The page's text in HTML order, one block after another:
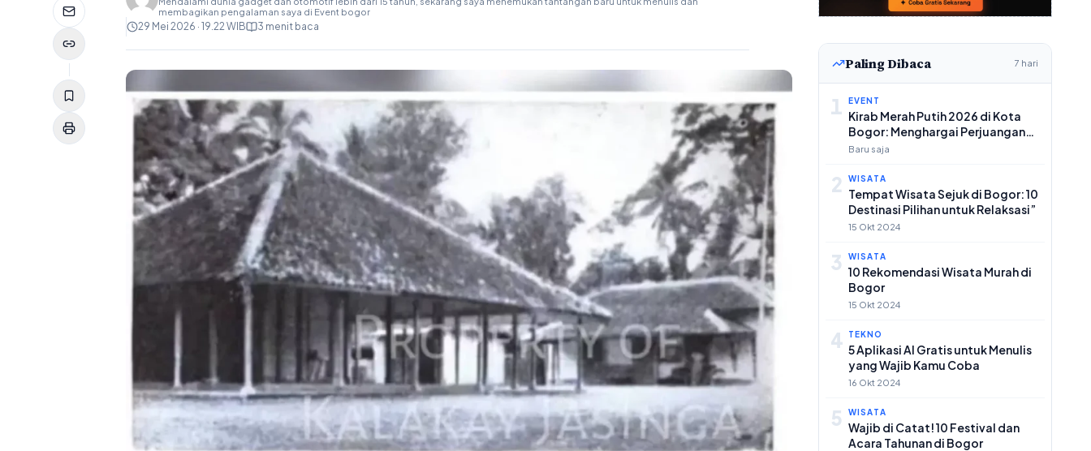
membagikan pengalaman saya di Event bogor
29 Mei 2026 · 19.22 WIB 3 menit baca
Paling Dibaca 7 hari
1 EVENT
Kirab Merah Putih 2026 di Kota
Bogor: Menghargai Perjuangan
dan Menanamkan Nilai-Nilai
Baru saja
2 WISATA
Tempat Wisata Sejuk di Bogor: 10
Destinasi Pilihan untuk Relaksasi”
15 Okt 2024
3 WISATA
10 Rekomendasi Wisata Murah di
Bogor
15 Okt 2024
4 TEKNO
5 Aplikasi AI Gratis untuk Menulis
yang Wajib Kamu Coba
16 Okt 2024
5 WISATA
Wajib di Catat! 10 Festival dan
Acara Tahunan di Bogor